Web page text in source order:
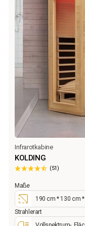
Infrarotkabine
KOLDING
(51)
Maße
190 cm * 130 cm *
cm
Strahlerart